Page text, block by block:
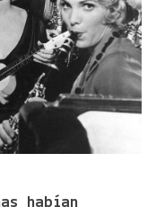
habían